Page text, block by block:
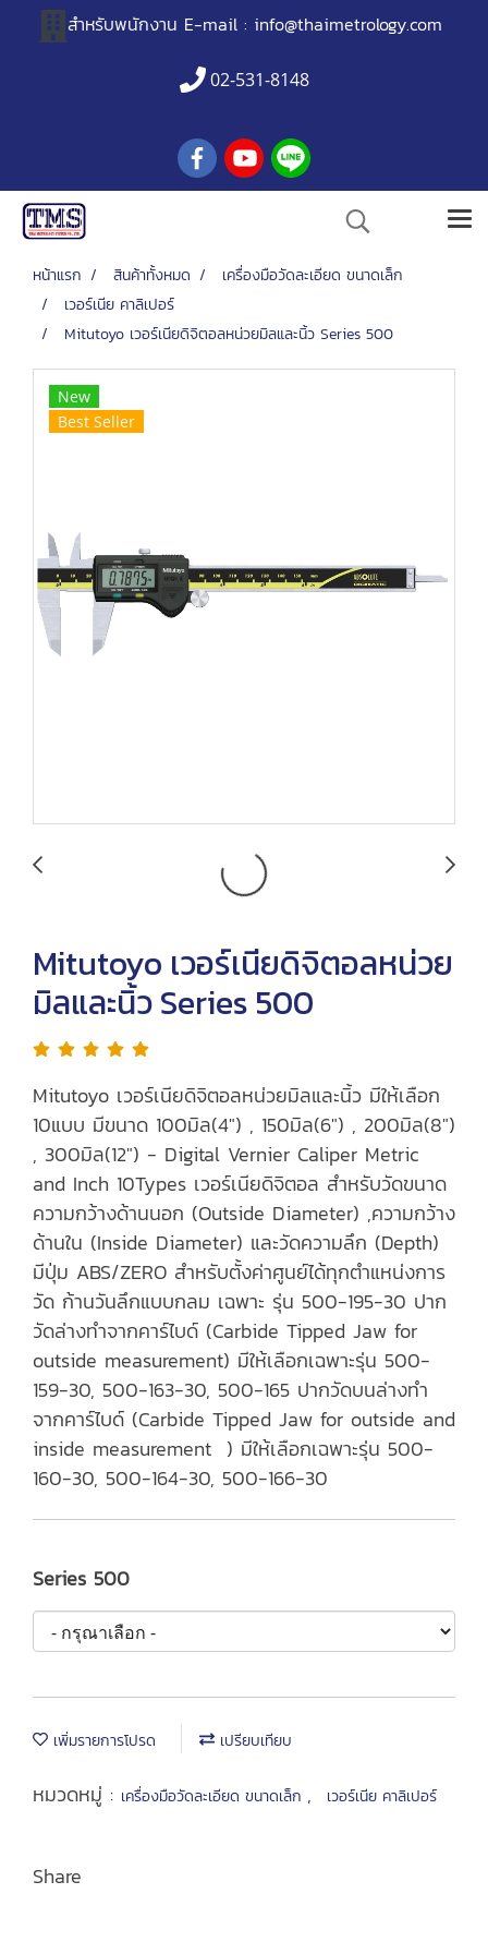
สำหรับพนักงาน E-mail : info@thaimetrology.com
02-531-8148
หน้าแรก สินค้าทั้งหมด
เครื่องมือวัดละเอียด ขนาดเล็ก
เวอร์เนีย คาลิเปอร์
Mitutoyo เวอร์เนียดิจิตอลหน่วยมิลและนิ้ว Series 500
New
Best Seller
Mitutoyo เวอร์เนียดิจิตอลหน่วย
มิลและนิ้ว Series 500
Mitutoyo เวอร์เนียดิจิตอลหน่วยมิลและนิ้ว มีให้เลือก
10แบบ มีขนาด 100มิล(4") , 150มิล(6") , 200มิล(8")
, 300มิล(12") - Digital Vernier Caliper Metric
and Inch 10Types เวอร์เนียดิจิตอล สำหรับวัดขนาด
ความกว้างด้านนอก (Outside Diameter) ,ความกว้าง
ด้านใน (Inside Diameter) และวัดความลึก (Depth)
มีปุ่ม ABS/ZERO สำหรับตั้งค่าศูนย์ได้ทุกตำแหน่งการ
วัด ก้านวันลึกแบบกลม เฉพาะ รุ่น 500-195-30 ปาก
วัดล่างทำจากคาร์ไบด์ (Carbide Tipped Jaw for
outside measurement) มีให้เลือกเฉพาะรุ่น 500-
159-30, 500-163-30, 500-165 ปากวัดบนล่างทำ
จากคาร์ไบด์ (Carbide Tipped Jaw for outside and
inside measurement ) มีให้เลือกเฉพาะรุ่น 500-
160-30, 500-164-30, 500-166-30
Series 500
เพิ่มรายการโปรด เปรียบเทียบ
หมวดหมู่ : เครื่องมือวัดละเอียด ขนาดเล็ก , เวอร์เนีย คาลิเปอร์
Share